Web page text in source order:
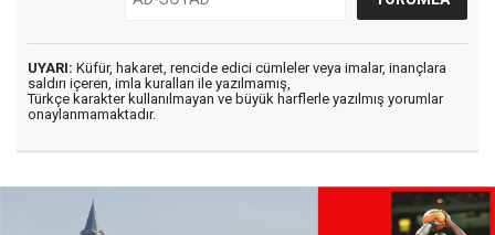
UYARI: Küfür, hakaret, rencide edici cümleler veya imalar, inançlara
saldırı içeren, imla kuralları ile yazılmamış,
Türkçe karakter kullanılmayan ve büyük harflerle yazılmış yorumlar
onaylanmamaktadır.